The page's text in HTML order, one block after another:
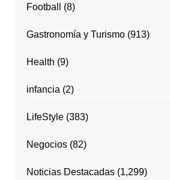
Football (8)
Gastronomía y Turismo(913)
Health (9)
infancia (2)
LifeStyle(383)
Negocios(82)
Noticias Destacadas(1,299)